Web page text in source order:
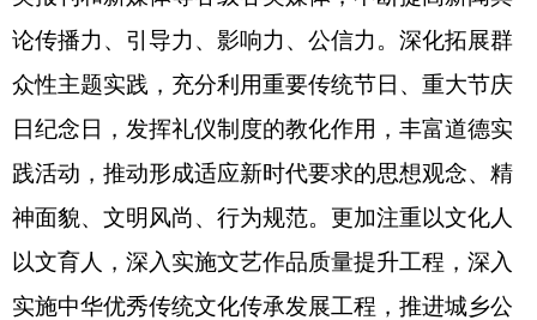
论传播力、引导力、影响力、公信力。深化拓展群
众性主题实践，充分利用重要传统节日、重大节庆
日纪念日，发挥礼仪制度的教化作用，丰富道德实
践活动，推动形成适应新时代要求的思想观念、精
神面貌、文明风尚、行为规范。更加注重以文化人
以文育人，深入实施文艺作品质量提升工程，深入
实施中华优秀传统文化传承发展工程，推进城乡公